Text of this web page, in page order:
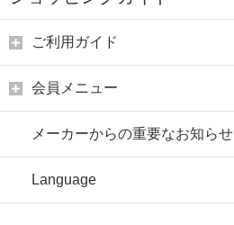
ご利用ガイド
会員メニュー
メーカーからの重要なお知らせ
Language